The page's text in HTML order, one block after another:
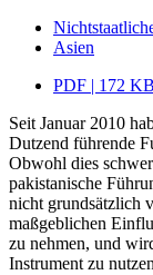
Asien
PDF | 172 KB
Seit Januar 2010
Dutzend führende
Obwohl dies
pakistanische
nicht grundsätzlich
maßgeblichen
zu nehmen, und
Instrument zu